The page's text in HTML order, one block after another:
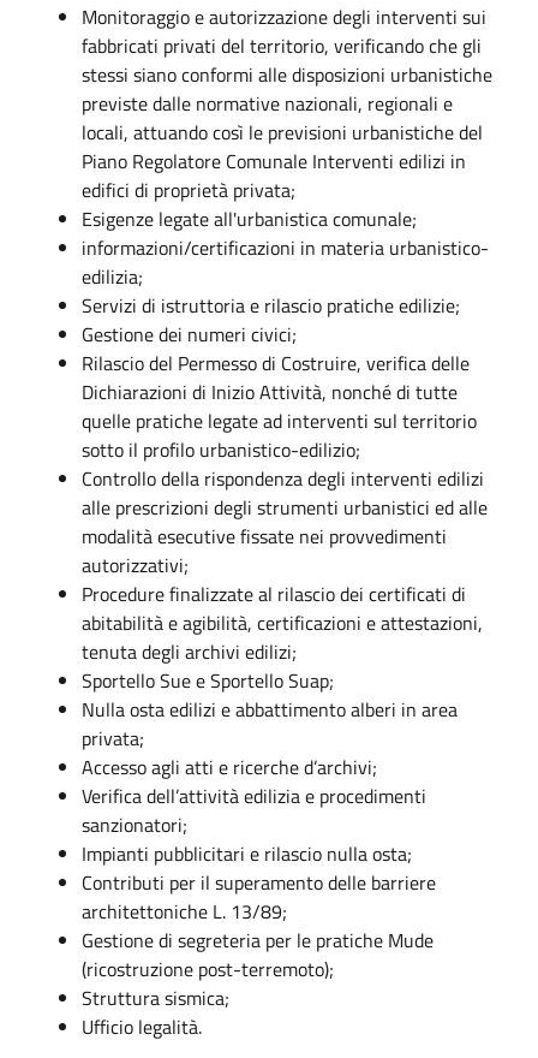
Monitoraggio e autorizzazione degli interventi sui
fabbricati privati del territorio, verificando che gli
stessi siano conformi alle disposizioni urbanistiche
previste dalle normative nazionali, regionali e
locali, attuando così le previsioni urbanistiche del
Piano Regolatore Comunale Interventi edilizi in
edifici di proprietà privata;
Esigenze legate all'urbanistica comunale;
informazioni/certificazioni in materia urbanistico-
edilizia;
Servizi di istruttoria e rilascio pratiche edilizie;
Gestione dei numeri civici;
Rilascio del Permesso di Costruire, verifica delle
Dichiarazioni di Inizio Attività, nonché di tutte
quelle pratiche legate ad interventi sul territorio
sotto il profilo urbanistico-edilizio;
Controllo della rispondenza degli interventi edilizi
alle prescrizioni degli strumenti urbanistici ed alle
modalità esecutive fissate nei provvedimenti
autorizzativi;
Procedure finalizzate al rilascio dei certificati di
abitabilità e agibilità, certificazioni e attestazioni,
tenuta degli archivi edilizi;
Sportello Sue e Sportello Suap;
Nulla osta edilizi e abbattimento alberi in area
privata;
Accesso agli atti e ricerche d’archivi;
Verifica dell’attività edilizia e procedimenti
sanzionatori;
Impianti pubblicitari e rilascio nulla osta;
Contributi per il superamento delle barriere
architettoniche L. 13/89;
Gestione di segreteria per le pratiche Mude
(ricostruzione post-terremoto);
Struttura sismica;
Ufficio legalità.